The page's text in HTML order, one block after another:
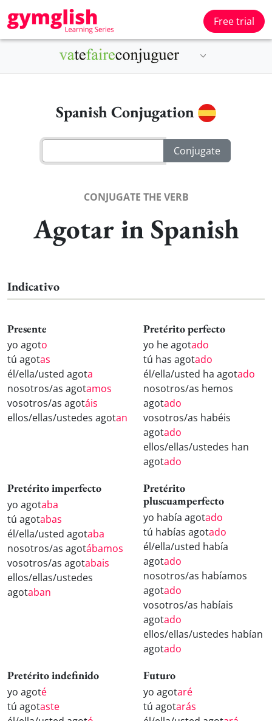
Free trial
Spanish Conjugation
CONJUGATE THE VERB
Agotar in Spanish
Indicativo
Presente
yo agoto
tú agotas
él/ella/usted agota
nosotros/as agotamos
vosotros/as agotáis
ellos/ellas/ustedes agotan
Pretérito perfecto
yo he agotado
tú has agotado
él/ella/usted ha agotado
nosotros/as hemos
agotado
vosotros/as habéis
agotado
ellos/ellas/ustedes han
agotado
Pretérito imperfecto
yo agotaba
tú agotabas
él/ella/usted agotaba
nosotros/as agotábamos
vosotros/as agotabais
ellos/ellas/ustedes
agotaban
Pretérito
pluscuamperfecto
yo había agotado
tú habías agotado
él/ella/usted había
agotado
nosotros/as habíamos
agotado
vosotros/as habíais
agotado
ellos/ellas/ustedes habían
agotado
Pretérito indefinido
yo agoté
tú agotaste
Futuro
yo agotaré
tú agotarás